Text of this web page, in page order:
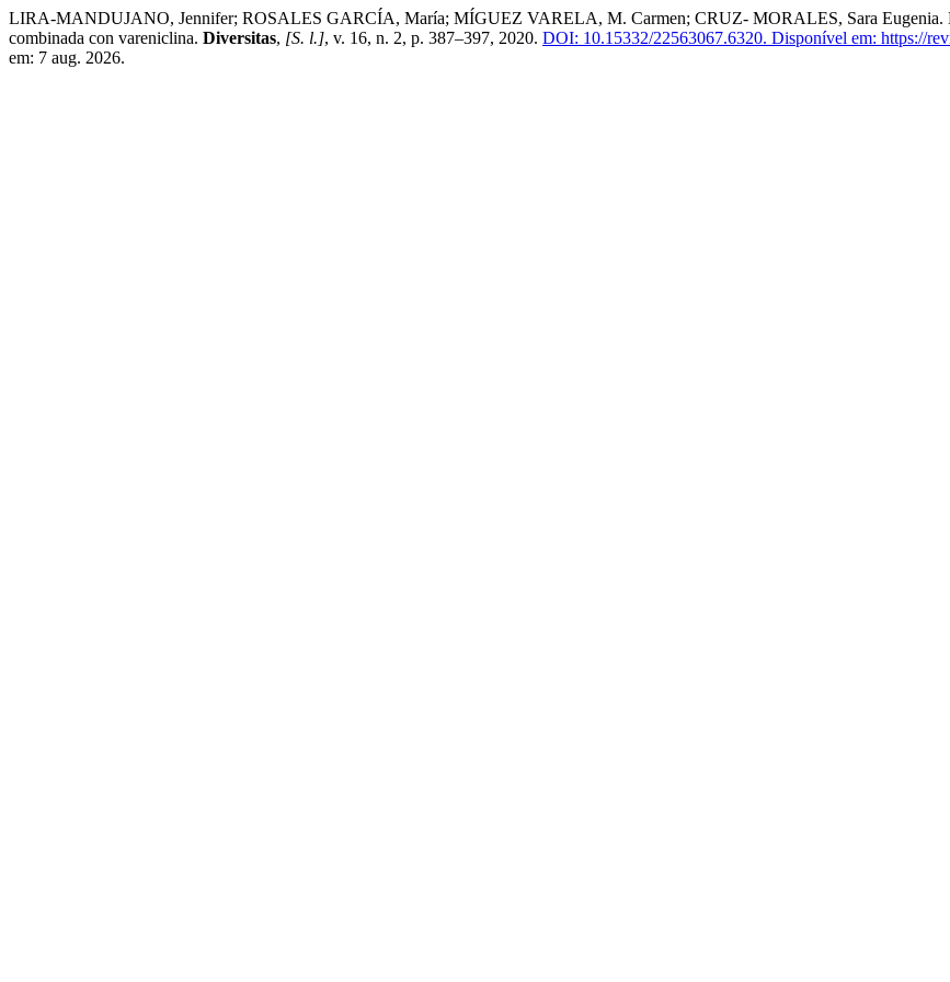
LIRA-MANDUJANO, Jennifer; ROSALES GARCÍA, María; MÍGUEZ VARELA, M. Carmen; CRUZ- MORALES, Sara Eugenia.
combinada con vareniclina. Diversitas, [S. l.], v. 16, n. 2, p. 387–397, 2020. DOI: 10.15332/22563067.6320. Disponível em: https://
em: 7 aug. 2026.